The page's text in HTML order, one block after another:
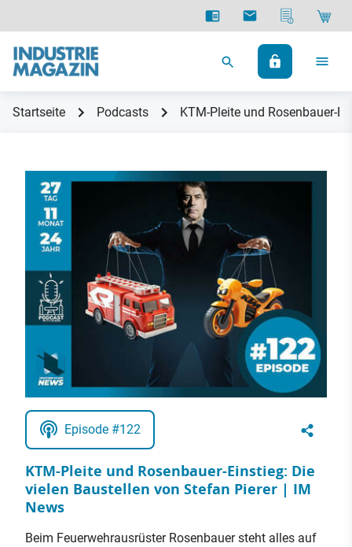
Startseite Podcasts KTM-Pleite und Rosenbauer-
Episode #122
KTM-Pleite und Rosenbauer-Einstieg: Die
vielen Baustellen von Stefan Pierer | IM
News
Beim Feuerwehrausrüster Rosenbauer steht alles auf